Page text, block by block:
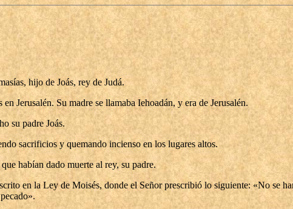
hijo de Joás, rey de Judá.
Jerusalén. Su madre se llamaba Iehoadán, y era de Jerusalén.
su padre Joás.
sacrificios y quemando incienso en los lugares altos.
habían dado muerte al rey, su padre.
en la Ley de Moisés, donde el Señor prescribió lo siguiente: «No se